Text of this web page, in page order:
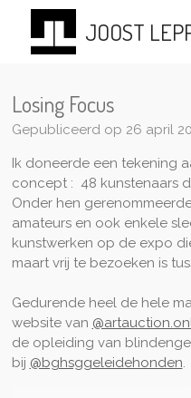
direct
naar
hoofdinhoud
JOOST
Losing Focus
Gepubliceerd op 26 april
Ik doneerde een tekening
concept : 48 kunstenaars
Onder hen
amateurs en ook enkele
kunstwerken op de expo
maart vrij te bezoeken is
Gedurende heel de hele
website van
de opleiding van
bij @bghsggeleidehonden.